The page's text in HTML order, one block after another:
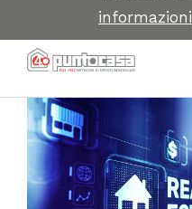
informazioni